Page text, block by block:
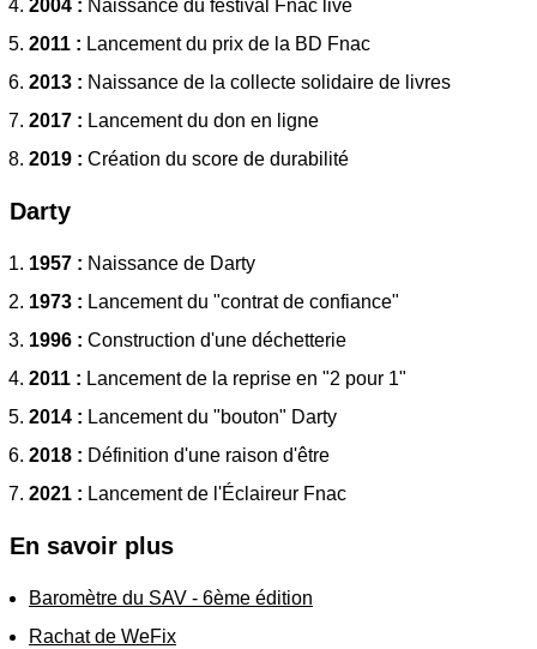
2004 : Naissance du festival Fnac live
2011 : Lancement du prix de la BD Fnac
2013 : Naissance de la collecte solidaire de livres
2017 : Lancement du don en ligne
2019 : Création du score de durabilité
Darty
1957 : Naissance de Darty
1973 : Lancement du "contrat de confiance"
1996 : Construction d'une déchetterie
2011 : Lancement de la reprise en "2 pour 1"
2014 : Lancement du "bouton" Darty
2018 : Définition d'une raison d'être
2021 : Lancement de l'Éclaireur Fnac
En savoir plus
Baromètre du SAV - 6ème édition
Rachat de WeFix